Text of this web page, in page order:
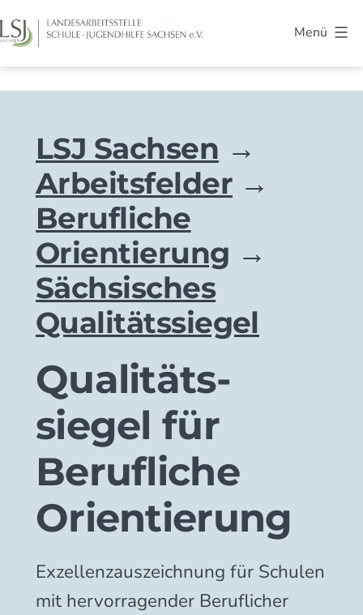
Inhalt
springen
Menü
LSJ Sachsen
Arbeitsfelder
Berufliche
Orientierung
Sächsisches
Qualitätssiegel